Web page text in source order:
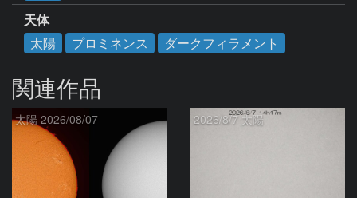
天体
太陽
プロミネンス ダークフィラメント
関連作品
太陽 2026/08/07 2026/8/7 太陽